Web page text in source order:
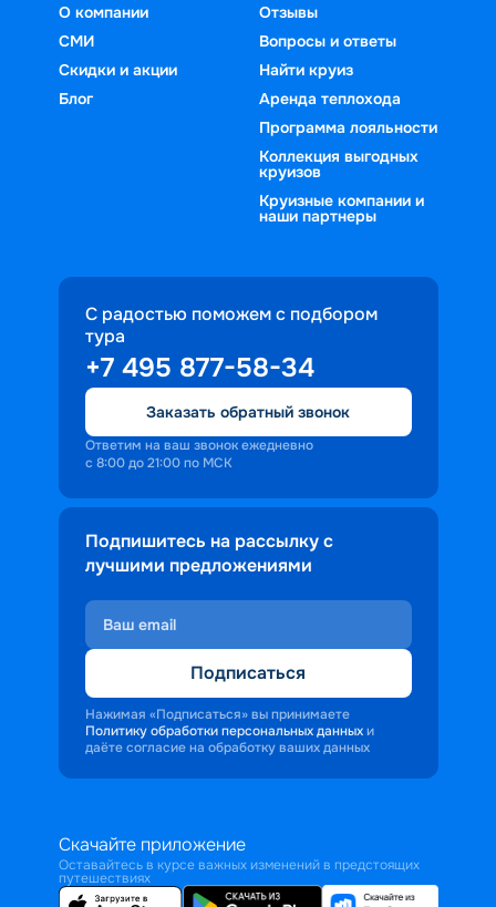
О компании
СМИ
Скидки и акции
Блог
Отзывы
Вопросы и ответы
Найти круиз
Аренда теплохода
Программа лояльности
Коллекция выгодных
круизов
Круизные компании и
наши партнеры
С радостью поможем с подбором
тура
+7 495 877-58-34
Заказать обратный звонок
Ответим на ваш звонок ежедневно
с 8:00 до 21:00 по МСК
Подпишитесь на рассылку с
лучшими предложениями
Подписаться
Нажимая «Подписаться» вы принимаете
Политику обработки персональных данных и
даёте согласие на обработку ваших данных
Скачайте приложение
Оставайтесь в курсе важных изменений в предстоящих
путешествиях